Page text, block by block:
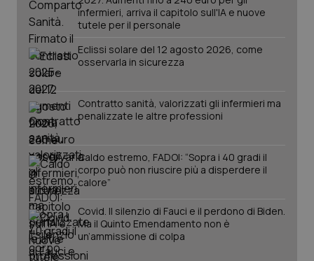
infermieri, arriva il capitolo sull'IA e nuove
tutele per il personale
Eclissi solare del 12 agosto 2026, come
osservarla in sicurezza
Contratto sanità, valorizzati gli infermieri ma
penalizzate le altre professioni
Caldo estremo, FADOI: “Sopra i 40 gradi il
corpo può non riuscire più a disperdere il
calore”
Covid. Il silenzio di Fauci e il perdono di Biden.
Ma il Quinto Emendamento non è
un’ammissione di colpa
tracking-sites-ironfish-
tracking-enable
tracking-sites-ironfish-
session-id
www.quotidianosanita.it